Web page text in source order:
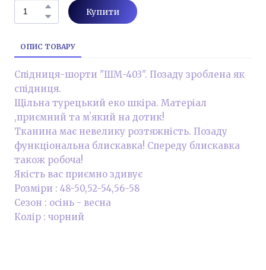
Купити
ОПИС ТОВАРУ
Спідниця-шорти "ШМ-403". Позаду зроблена як
спідниця.
Щільна турецький еко шкіра. Матеріал
,приємний та мʼякий на дотик!
Тканина має невелику розтяжність. Позаду
функціональна блискавка! Спереду блискавка
також робоча!
Якість вас приємно здивує
Розміри : 48-50,52-54,56-58
Сезон : осінь - весна
Колір : чорний